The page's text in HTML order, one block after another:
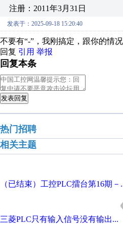
注册：2011年3月31日
发表于：2025-09-18 15:20:40
不要有“-”，我刚搞定，跟你的情
回复 引用 举报
回复本条
发表回复
热门招聘
相关主题
（已结束）工控PLC擂台第16期－
三菱PLC只有输入信号没有输出...